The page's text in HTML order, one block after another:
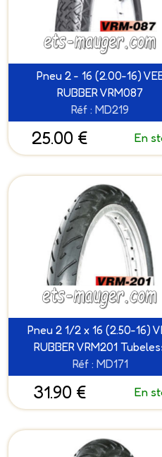
Pneu 2 - 16 (2.00-16)
RUBBER VRM087
Réf : MD219
25.00 € En
Pneu 2 1/2 x 16 (2.50-16)
RUBBER VRM201
Réf : MD171
31.90 € En